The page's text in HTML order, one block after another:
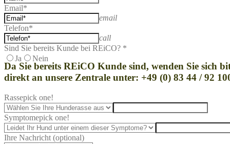
Email*
email
Telefon*
call
Sind Sie bereits Kunde bei REiCO? *
Ja
Nein
Da Sie bereits REiCO Kunde sind, wenden Sie sich
direkt an unsere Zentrale unter: +49 (0) 83 44 / 92
Rassepick one!
Symptomepick one!
Ihre Nachricht (optional)